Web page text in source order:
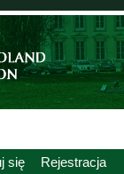
się Rejestracja